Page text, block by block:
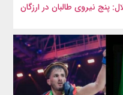
پنج نیروی طالبان در ارزگان